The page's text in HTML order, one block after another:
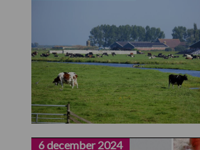
6 december 2024